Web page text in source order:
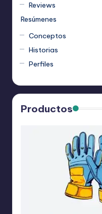
Reviews
Resúmenes
Conceptos
Historias
Perfiles
Productos